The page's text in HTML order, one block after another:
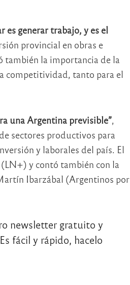
es generar trabajo, y es el
provincial en obras e
también la importancia de la
competitividad, tanto para el
una Argentina previsible”,
sectores productivos para
y laborales del país. El
y contó también con la
Ibarzábal (Argentinos por
newsletter gratuito y
fácil y rápido, hacelo